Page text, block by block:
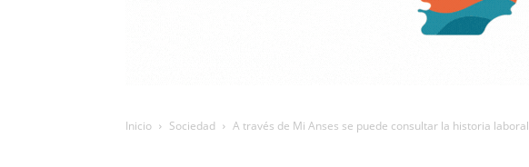
Inicio Sociedad A través de Mi Anses se puede consultar la historia laboral